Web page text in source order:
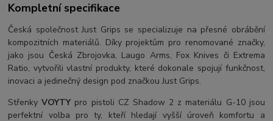
Kompletní specifikace
Česká společnost Just Grips se specializuje na přesné obrábění
kompozitních materiálů. Díky projektům pro renomované značky,
jako jsou Česká Zbrojovka, Laugo Arms, Fox Knives či Extrema
Ratio, vytvořili vlastní produkty, které dokonale spojují funkčnost,
inovaci a jedinečný design pod značkou Just Grips.
StřenkyVOYTY pro pistoli CZ Shadow 2 z materiálu G-10 jsou
perfektní volba pro ty, kteří hledají vyšší úroveň komfortu a